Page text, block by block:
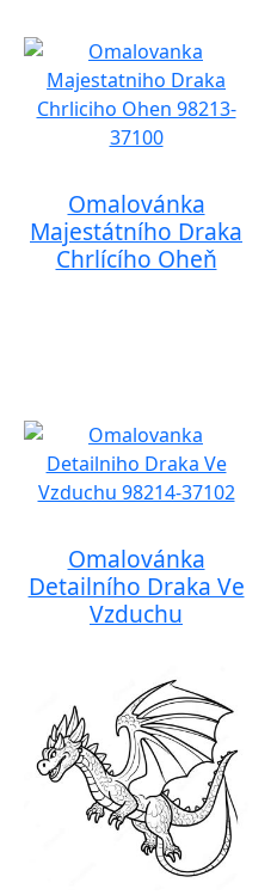
Omalovánka
Majestátního Draka
Chrlícího Oheň
Omalovánka
Detailního Draka Ve
Vzduchu